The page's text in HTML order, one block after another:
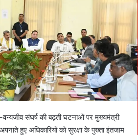
संघर्ष की बढ़ती घटनाओं पर मुख्यमंत्री
हुए अधिकारियों को सुरक्षा के पुख्ता इंतजाम